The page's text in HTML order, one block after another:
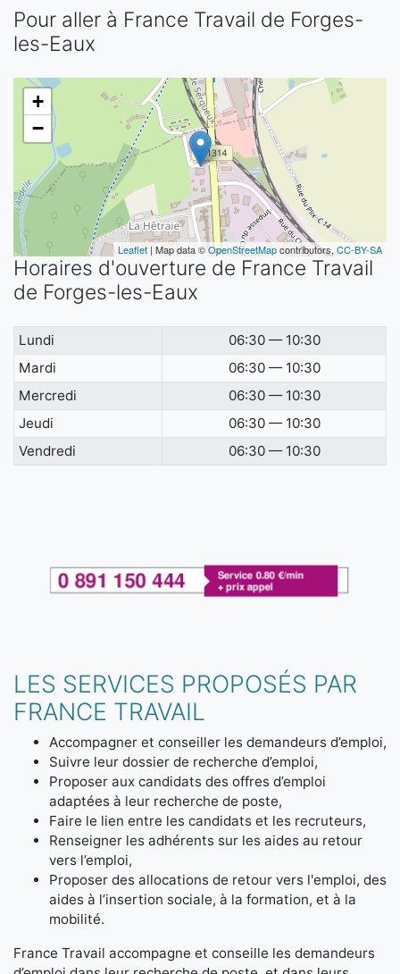
Pour aller à France Travail de Forges-
les-Eaux
+
−
Leaflet | Map data ©OpenStreetMapcontributors, CC-BY-SA
Horaires d'ouverture de France Travail
de Forges-les-Eaux
Lundi
06:30 — 10:30
Mardi
06:30 — 10:30
Mercredi
06:30 — 10:30
Jeudi
06:30 — 10:30
Vendredi
06:30 — 10:30
LES SERVICES PROPOSÉS PAR
FRANCE TRAVAIL
Accompagner et conseiller les demandeurs d’emploi,
Suivre leur dossier de recherche d’emploi,
Proposer aux candidats des offres d’emploi
adaptées à leur recherche de poste,
Faire le lien entre les candidats et les recruteurs,
Renseigner les adhérents sur les aides au retour
vers l’emploi,
Proposer des allocations de retour vers l'emploi, des
aides à l’insertion sociale, à la formation, et à la
mobilité.
France Travail accompagne et conseille les demandeurs